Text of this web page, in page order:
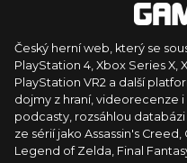
Český herní web, který se
PlayStation 4, Xbox Series X,
PlayStation VR2 a další
dojmy z hraní, videorecenze
podcasty, rozsáhlou
ze sérií jako Assassin's
Legend of Zelda, Final